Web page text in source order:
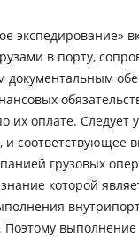
экспедирование»
в порту,
документальным
их оплате. Следует
и соответствующее
грузовых
которой
Поэтому выполнение